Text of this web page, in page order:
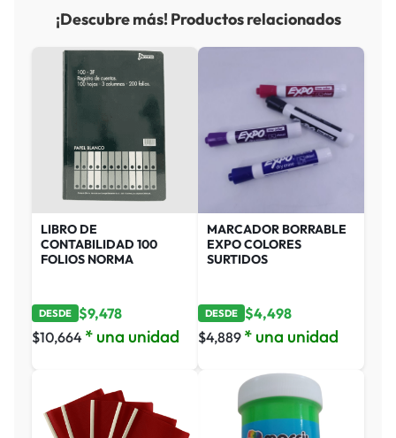
¡Descubre más! Productos relacionados
LIBRO DE
CONTABILIDAD 100
FOLIOS NORMA
DESDE $9,478
$10,664 * una unidad
MARCADOR BORRABLE
EXPO COLORES
SURTIDOS
DESDE $4,498
$4,889 * una unidad